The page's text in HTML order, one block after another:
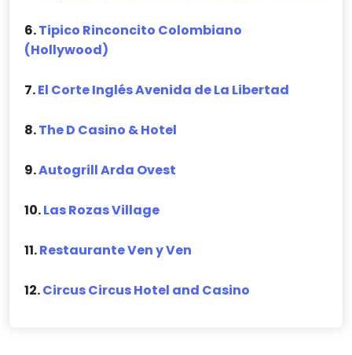
6.Tipico Rinconcito Colombiano
(Hollywood)
7.El Corte Inglés Avenida de La Libertad
8.The D Casino & Hotel
9.Autogrill Arda Ovest
10.Las Rozas Village
11.Restaurante Ven y Ven
12.Circus Circus Hotel and Casino